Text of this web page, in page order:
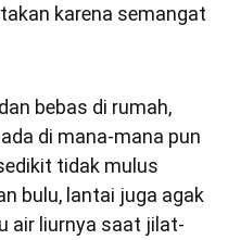
karena semangat
bebas di rumah,
di mana-mana pun
tidak mulus
bulu, lantai juga agak
air liurnya saat jilat-